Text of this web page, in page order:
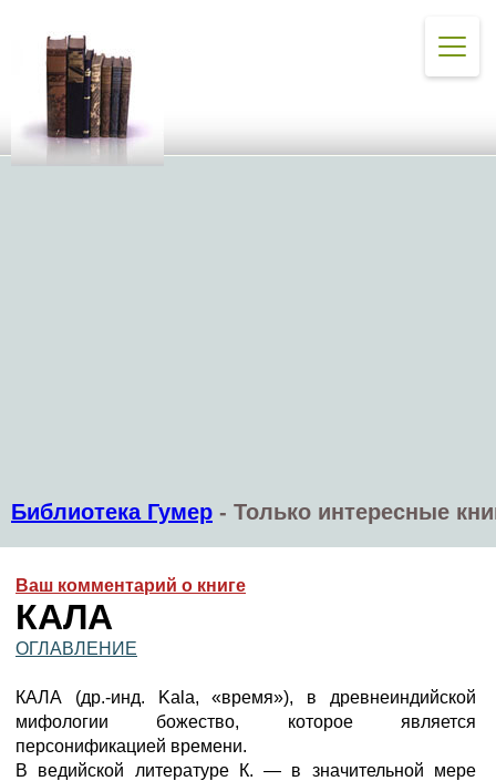
Библиотека Гумер - Только интересные
Ваш комментарий о книге
КАЛА
ОГЛАВЛЕНИЕ
КАЛА (др.-инд. Kala, «время»), в древнеиндийской
мифологии божество, которое является
персонификацией времени.
В ведийской литературе К. — в значительной мере